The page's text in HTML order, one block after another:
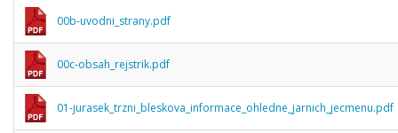
00b-uvodni_strany.pdf
00c-obsah_rejstrik.pdf
01-jurasek_trzni_bleskova_informace_ohledne_jarnich_jecmenu.pdf